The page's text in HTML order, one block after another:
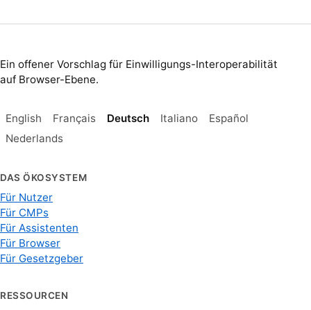
Ein offener Vorschlag für Einwilligungs-Interoperabilität
auf Browser-Ebene.
English Français Deutsch Italiano
Español
Nederlands
DAS ÖKOSYSTEM
Für Nutzer
Für CMPs
Für Assistenten
Für Browser
Für Gesetzgeber
RESSOURCEN